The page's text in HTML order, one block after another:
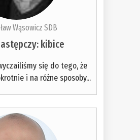
Wąsowicz SDB
kibice
się do tego, że
i na różne sposoby...